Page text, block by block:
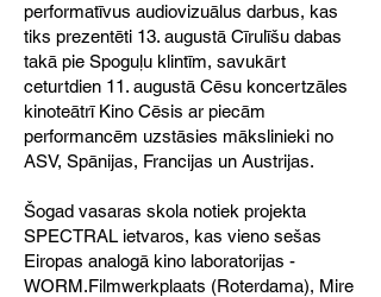
performatīvus audiovizuālus darbus, kas
tiks prezentēti 13. augustā Cīrulīšu dabas
takā pie Spoguļu klintīm, savukārt
ceturtdien 11. augustā Cēsu koncertzāles
kinoteātrī Kino Cēsis ar piecām
performancēm uzstāsies mākslinieki no
ASV, Spānijas, Francijas un Austrijas.
Šogad vasaras skola notiek projekta
SPECTRAL ietvaros, kas vieno sešas
Eiropas analogā kino laboratorijas -
WORM.Filmwerkplaats (Roterdama), Mire